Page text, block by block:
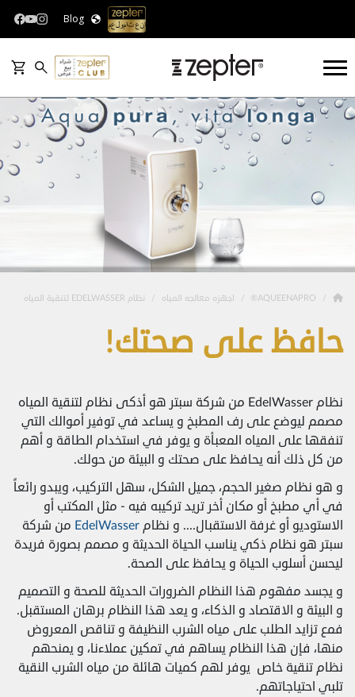
Blog
AQUEENAPRO® اجهزه معالجه المياه نظام EDELWASSER لتنقية المياه
حافظ على صحتك!
نظام EdelWasser من شركة سبتر هو أذكى نظام لتنقية المياه
مصمم ليوضع على رف المطبخ و يساعد في توفير أموالك التي
تنفقها على المياه المعبأة و يوفر في استخدام الطاقة و أهم
من كل ذلك أنه يحافظ على صحتك و البيئة من حولك.
و هو نظام صغير الحجم، جميل الشكل، سهل التركيب، ويبدو رائعاً
في أي مطبخ أو مكان أخر تريد تركيبه فيه - مثل المكتب أو
الاستوديو أو غرفة الاستقبال.... و نظامEdelWasser من شركة
سبتر هو نظام ذكي يناسب الحياة الحديثة و مصمم بصورة فريدة
ليحسن أسلوب الحياة و يحافظ على الصحة.
و يجسد مفهوم هذا النظام الضرورات الحديثة للصحة و التصميم
و البيئة و الاقتصاد و الذكاء، و يعد هذا النظام برهان المستقبل.
فمع تزايد الطلب على مياه الشرب النظيفة و تناقص المعروض
منها، فإن هذا النظام يساهم في تمكين عملاءنا، و يمنحهم
نظام تنقية خاص يوفر لهم كميات هائلة من مياه الشرب النقية
تلبي احتياجاتهم.